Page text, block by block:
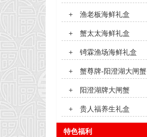
+ 渔老板海鲜礼盒
+ 蟹太太海鲜礼盒
+ 锜霖渔场海鲜礼盒
+ 蟹尊牌-阳澄湖大闸蟹
+ 阳澄湖牌大闸蟹
+ 贵人福养生礼盒
特色福利